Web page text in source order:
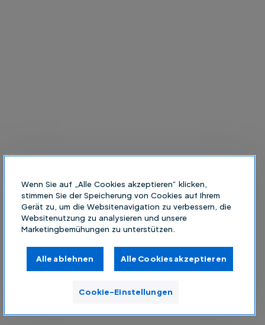
Wenn Sie auf „Alle Cookies akzeptieren“ klicken,
stimmen Sie der Speicherung von Cookies auf Ihrem
Gerät zu, um die Websitenavigation zu verbessern, die
Websitenutzung zu analysieren und unsere
Marketingbemühungen zu unterstützen.
Alle ablehnen Alle Cookies akzeptieren
Cookie-Einstellungen